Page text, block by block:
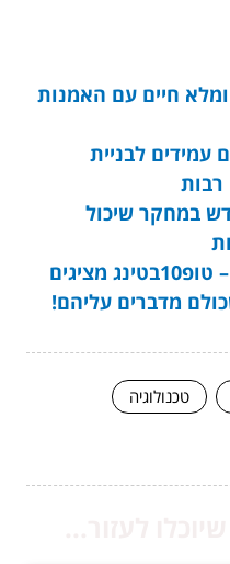
חיים עם האמנות
עמידים לבניית
במחקר שיכול
הימורי ספורט מובילים – טופ10בטינג מציגים
מדברים עליהם!
טכנולוגיה